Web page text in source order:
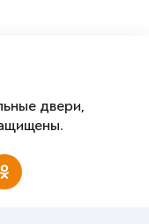
двери,